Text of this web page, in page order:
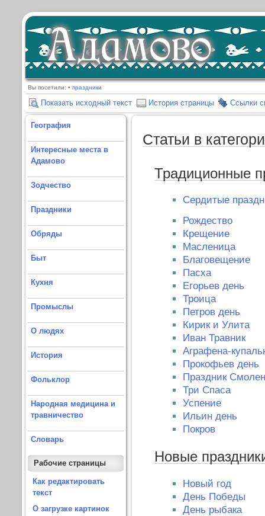
Вы посетили: • праздники
Показать исходный текст История страницы Ссылки
География
Интересные места в
Адамово
Зодчество
Праздники
Обряды
Быт
Кухня
Промыслы
О людях
История
Фольклор
Народная медицина и
травничество
Словарь
Рабочие страницы
Как редактировать
текст
О загрузке картинок
Статьи в
Традиционные
Сердитые
Рождество
Крещение
Масленица
Благовещение
Пасха
Егорьев день
Троица
Петров день
Кирик и Улита
Иван Травник
Аграфена-
Прокофьев день
Праздник
Три Спаса
Успение
Ильин день
Покров
Новые
Новый год
День Победы
День рыбака